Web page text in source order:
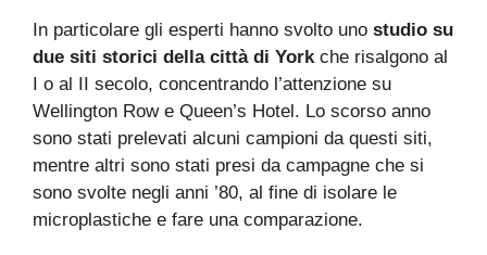
In particolare gli esperti hanno svolto uno studio su
due siti storici della città di York che risalgono al
I o al II secolo, concentrando l’attenzione su
Wellington Row e Queen’s Hotel. Lo scorso anno
sono stati prelevati alcuni campioni da questi siti,
mentre altri sono stati presi da campagne che si
sono svolte negli anni ’80, al fine di isolare le
microplastiche e fare una comparazione.